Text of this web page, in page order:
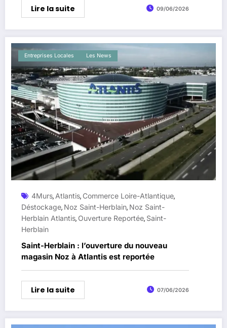
Lire la suite 09/06/2026
Entreprises Locales Les News
4Murs, Atlantis, Commerce Loire-Atlantique,
Déstockage, Noz Saint-Herblain, Noz Saint-
Herblain Atlantis, Ouverture Reportée, Saint-
Herblain
Saint-Herblain : l’ouverture du nouveau
magasin Noz à Atlantis est reportée
Lire la suite 07/06/2026